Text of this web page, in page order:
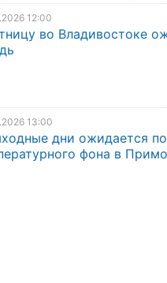
12:00
во Владивостоке
13:00
дни ожидается
фона в